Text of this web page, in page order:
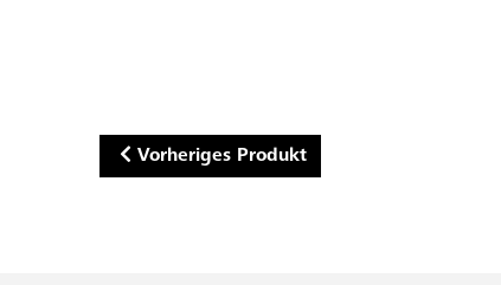
Vorheriges Produkt